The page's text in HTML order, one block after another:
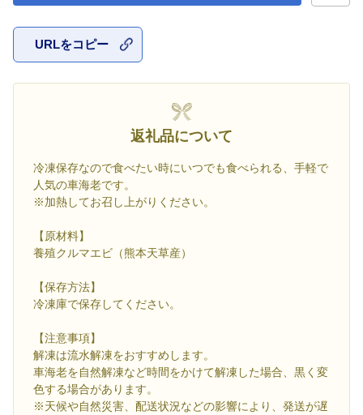
URLをコピー
返礼品について
冷凍保存なので食べたい時にいつでも食べられる、手軽で
人気の車海老です。
※加熱してお召し上がりください。
【原材料】
養殖クルマエビ（熊本天草産）
【保存方法】
冷凍庫で保存してください。
【注意事項】
解凍は流水解凍をおすすめします。
車海老を自然解凍など時間をかけて解凍した場合、黒く変
色する場合があります。
※天候や自然災害、配送状況などの影響により、発送が遅